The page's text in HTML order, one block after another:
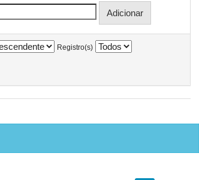
Registro(s)